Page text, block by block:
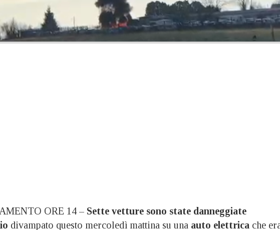
ORE 14 – Sette vetture sono state danneggiate
divampato questo mercoledì mattina su una auto elettrica che